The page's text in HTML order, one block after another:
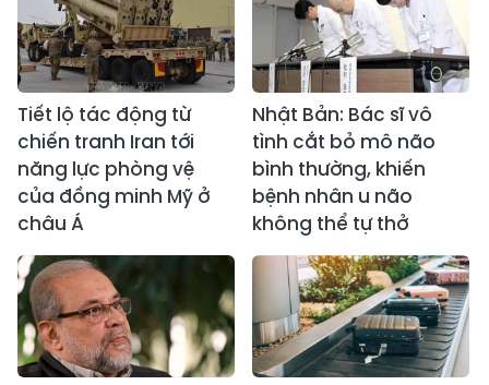
Tiết lộ tác động từ
chiến tranh Iran tới
năng lực phòng vệ
của đồng minh Mỹ ở
châu Á
Nhật Bản: Bác sĩ vô
tình cắt bỏ mô não
bình thường, khiến
bệnh nhân u não
không thể tự thở